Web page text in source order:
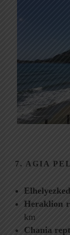
7. AGIA
Heraklion
km
Chania